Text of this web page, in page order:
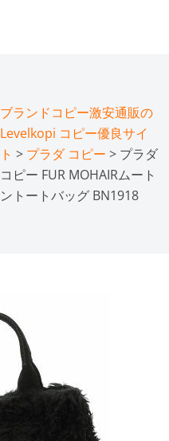
ブランドコピー激安通販の
Levelkopi コピー優良サイ
ト > プラダ コピー > プラダ
コピー FUR MOHAIRムート
ントートバッグ BN1918